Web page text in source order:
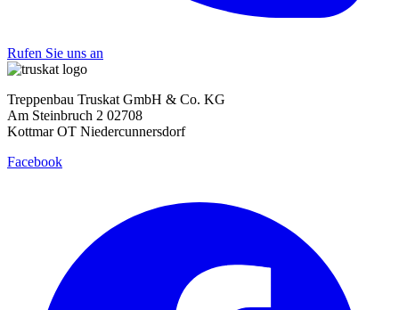
Rufen Sie uns an
Treppenbau Truskat GmbH & Co. KG
Am Steinbruch 2 02708
Kottmar OT Niedercunnersdorf
Facebook